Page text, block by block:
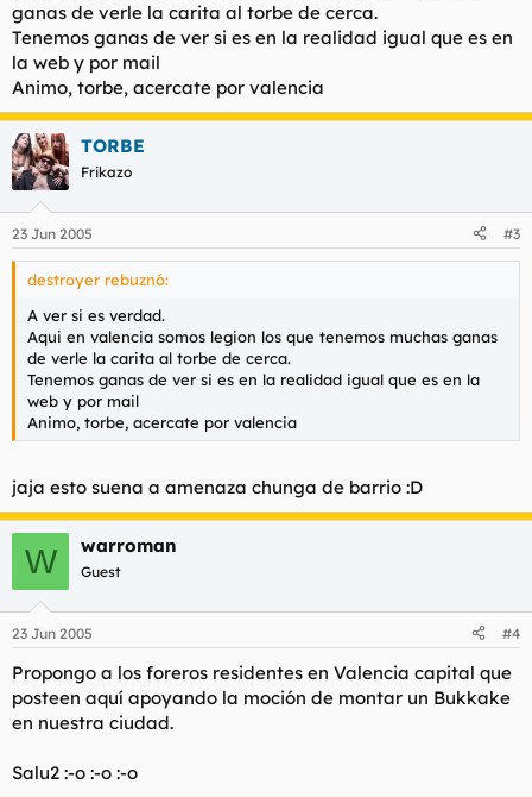
ganas de verle la carita al torbe de cerca.
Tenemos ganas de ver si es en la realidad igual que es en
la web y por mail
Animo, torbe, acercate por valencia
TORBE
Frikazo
23 Jun 2005 #3
destroyer rebuznó:
A ver si es verdad.
Aqui en valencia somos legion los que tenemos muchas ganas
de verle la carita al torbe de cerca.
Tenemos ganas de ver si es en la realidad igual que es en la
web y por mail
Animo, torbe, acercate por valencia
jaja esto suena a amenaza chunga de barrio :D
W warroman
Guest
23 Jun 2005 #4
Propongo a los foreros residentes en Valencia capital que
posteen aquí apoyando la moción de montar un Bukkake
en nuestra ciudad.
Salu2 :-o :-o :-o